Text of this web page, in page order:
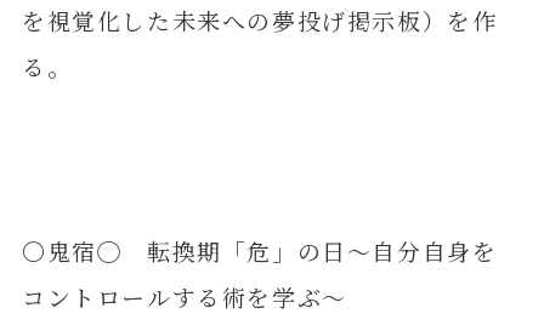
を視覚化した未来への夢投げ掲示板）を作
る。
〇鬼宿◯ 転換期「危」の日～自分自身を
コントロールする術を学ぶ～